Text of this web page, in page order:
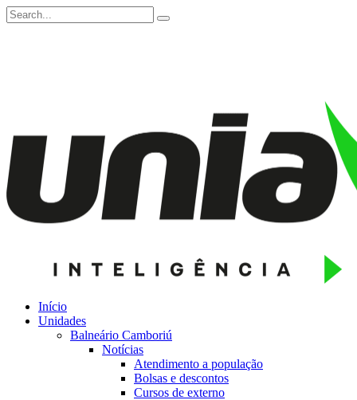
Início
Unidades
Balneário Camboriú
Notícias
Atendimento a população
Bolsas e descontos
Cursos de externo